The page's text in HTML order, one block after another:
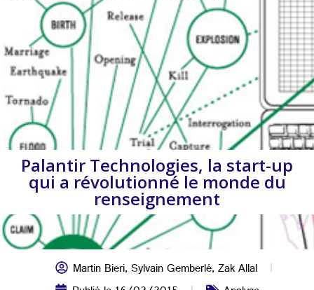
Palantir Technologies, la start-up
qui a révolutionné le monde du
renseignement
Martin Bieri,Sylvain Gemberlé,Zak Allal